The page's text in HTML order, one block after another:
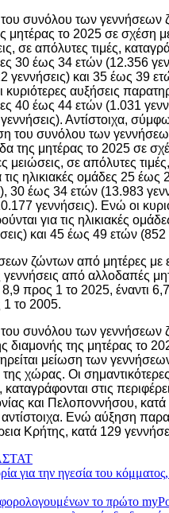
συνόλου των γεννήσεων
μητέρας το 2025 σε σχέση
σε απόλυτες τιμές,
30 έως 34 ετών (12.356
γεννήσεις) και 35 έως 39
αυξήσεις
40 έως 44 ετών (1.031
Αντίστοιχα,
του συνόλου των
της μητέρας το 2025 σε
μειώσεις, σε απόλυτες τιμές,
τις ηλικιακές ομάδες 25 έως
30 έως 34 ετών (13.983
γεννήσεις). Ενώ οι
για τις ηλικιακές
και 45 έως 49 ετών (852
ζώντων από μητέρες με
γεννήσεις από αλλοδαπές
προς 1 το 2025, έναντι
1 το 2005.
συνόλου των γεννήσεων
διαμονής της μητέρας το
μείωση των
της χώρας. Οι
στις
και Πελοποννήσου,
Ενώ αύξηση
Κρήτης, κατά 129
για την ηγεσία του κόμματος,
το πρώτο